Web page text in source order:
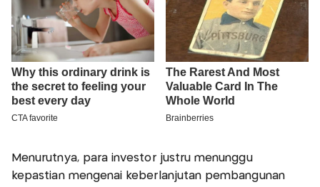
Menurutnya, para investor justru menunggu
kepastian mengenai keberlanjutan pembangunan